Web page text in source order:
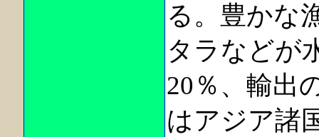
る。豊かな
タラなどが
20％、輸出
はアジア諸